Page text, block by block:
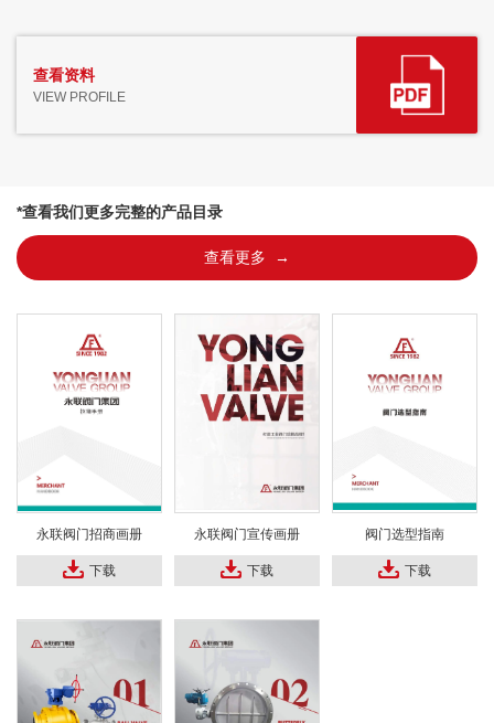
查看资料
VIEW PROFILE
*查看我们更多完整的产品目录
查看更多 →
永联阀门招商画册
下载
永联阀门宣传画册
下载
阀门选型指南
下载